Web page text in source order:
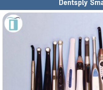
Dentsply